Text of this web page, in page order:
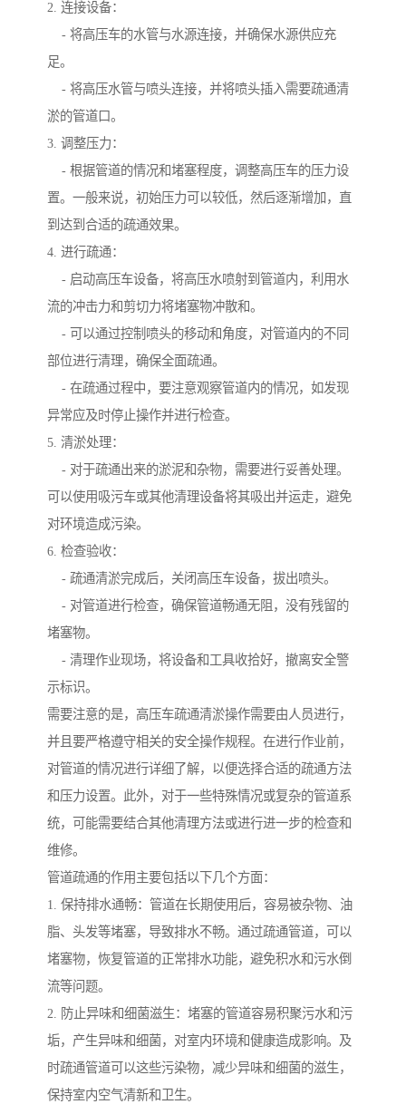
2. 连接设备：
- 将高压车的水管与水源连接，并确保水源供应充
足。
- 将高压水管与喷头连接，并将喷头插入需要疏通清
淤的管道口。
3. 调整压力：
- 根据管道的情况和堵塞程度，调整高压车的压力设
置。一般来说，初始压力可以较低，然后逐渐增加，直
到达到合适的疏通效果。
4. 进行疏通：
- 启动高压车设备，将高压水喷射到管道内，利用水
流的冲击力和剪切力将堵塞物冲散和。
- 可以通过控制喷头的移动和角度，对管道内的不同
部位进行清理，确保全面疏通。
- 在疏通过程中，要注意观察管道内的情况，如发现
异常应及时停止操作并进行检查。
5. 清淤处理：
- 对于疏通出来的淤泥和杂物，需要进行妥善处理。
可以使用吸污车或其他清理设备将其吸出并运走，避免
对环境造成污染。
6. 检查验收：
- 疏通清淤完成后，关闭高压车设备，拔出喷头。
- 对管道进行检查，确保管道畅通无阻，没有残留的
堵塞物。
- 清理作业现场，将设备和工具收拾好，撤离安全警
示标识。
需要注意的是，高压车疏通清淤操作需要由人员进行，
并且要严格遵守相关的安全操作规程。在进行作业前，
对管道的情况进行详细了解，以便选择合适的疏通方法
和压力设置。此外，对于一些特殊情况或复杂的管道系
统，可能需要结合其他清理方法或进行进一步的检查和
维修。
管道疏通的作用主要包括以下几个方面：
1. 保持排水通畅：管道在长期使用后，容易被杂物、油
脂、头发等堵塞，导致排水不畅。通过疏通管道，可以
堵塞物，恢复管道的正常排水功能，避免积水和污水倒
流等问题。
2. 防止异味和细菌滋生：堵塞的管道容易积聚污水和污
垢，产生异味和细菌，对室内环境和健康造成影响。及
时疏通管道可以这些污染物，减少异味和细菌的滋生，
保持室内空气清新和卫生。